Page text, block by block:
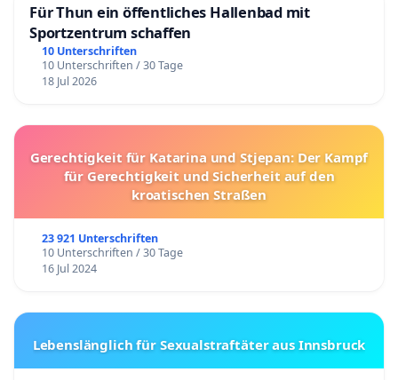
Für Thun ein öffentliches Hallenbad mit
Sportzentrum schaffen
10 Unterschriften
10 Unterschriften / 30 Tage
18 Jul 2026
Gerechtigkeit für Katarina und Stjepan: Der Kampf
für Gerechtigkeit und Sicherheit auf den
kroatischen Straßen
23 921 Unterschriften
10 Unterschriften / 30 Tage
16 Jul 2024
Lebenslänglich für Sexualstraftäter aus Innsbruck